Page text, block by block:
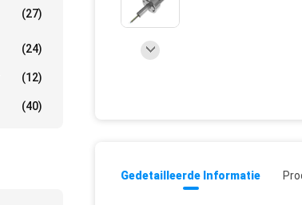
(27)
(24)
(12)
(40)
Gedetailleerde Informatie